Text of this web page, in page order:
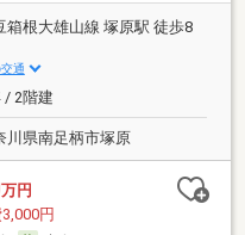
箱根大雄山線 塚原駅 徒歩8
通
/ 2階建
川県南足柄市塚原
万円
円